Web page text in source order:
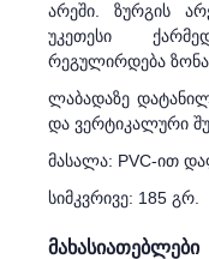
არეში. ზურგის
უკეთესი
რეგულირდება
ლაბადაზე
და ვერტიკალური
მასალა: PVC-ით
სიმკვრივე: 185 გრ.
მახასიათებლები